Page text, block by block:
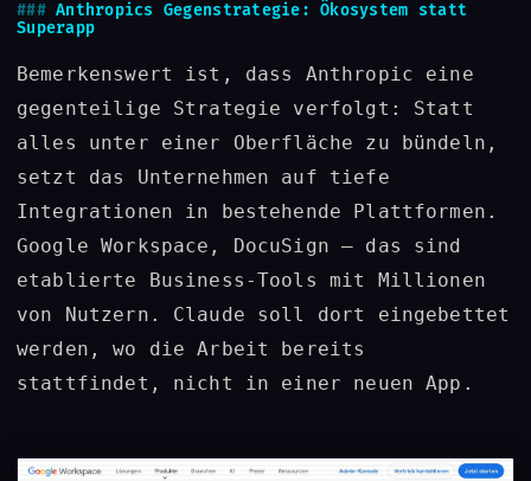
Anthropics Gegenstrategie: Ökosystem statt
Superapp
Bemerkenswert ist, dass Anthropic eine
gegenteilige Strategie verfolgt: Statt
alles unter einer Oberfläche zu bündeln,
setzt das Unternehmen auf tiefe
Integrationen in bestehende Plattformen.
Google Workspace, DocuSign – das sind
etablierte Business-Tools mit Millionen
von Nutzern. Claude soll dort eingebettet
werden, wo die Arbeit bereits
stattfindet, nicht in einer neuen App.